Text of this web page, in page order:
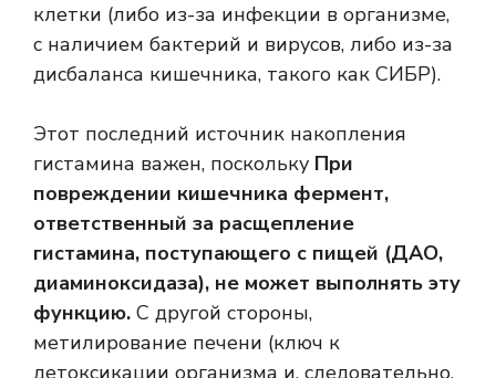
клетки (либо из-за инфекции в организме,
с наличием бактерий и вирусов, либо из-за
дисбаланса кишечника, такого как СИБР).
Этот последний источник накопления
гистамина важен, поскольку При
повреждении кишечника фермент,
ответственный за расщепление
гистамина, поступающего с пищей (ДАО,
диаминоксидаза), не может выполнять эту
функцию. С другой стороны,
метилирование печени (ключ к